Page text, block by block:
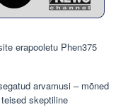
erapooletu Phen375
arvamusi – mõned
skeptiline